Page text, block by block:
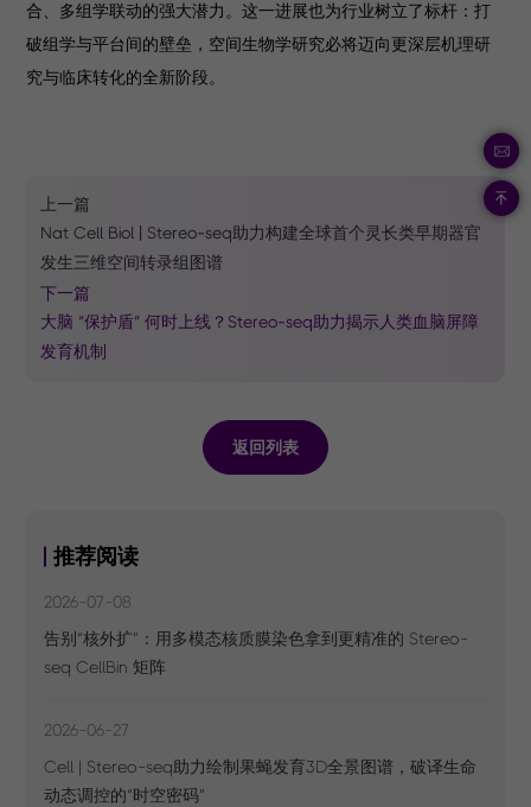
合、多组学联动的强大潜力。这一进展也为行业树立了标杆：打
破组学与平台间的壁垒，空间生物学研究必将迈向更深层机理研
究与临床转化的全新阶段。
上一篇
Nat Cell Biol | Stereo-seq助力构建全球首个灵长类早期器官
发生三维空间转录组图谱
下一篇
大脑 “保护盾” 何时上线？Stereo-seq助力揭示人类血脑屏障
发育机制
返回列表
推荐阅读
2026-07-08
告别“核外扩”：用多模态核质膜染色拿到更精准的 Stereo-
seq CellBin 矩阵
2026-06-27
Cell | Stereo-seq助力绘制果蝇发育3D全景图谱，破译生命
动态调控的“时空密码”